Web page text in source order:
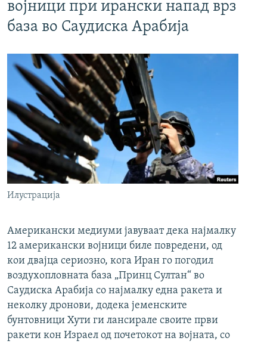
војници при ирански напад врз
база во Саудиска Арабија
Илустрација
Американски медиуми јавуваат дека најмалку
12 американски војници биле повредени, од
кои двајца сериозно, кога Иран го погодил
воздухопловната база „Принц Султан“ во
Саудиска Арабија со најмалку една ракета и
неколку дронови, додека јеменските
бунтовници Хути ги лансирале своите први
ракети кон Израел од почетокот на војната, со